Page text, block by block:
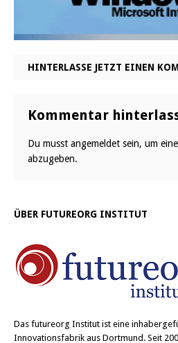
HINTERLASSE JETZT EINEN
Kommentar
Du musst angemeldet sein, um
abzugeben.
ÜBER FUTUREORG INSTITUT
Das futureorg Institut ist eine
Innovationsfabrik aus Dortmund. Seit